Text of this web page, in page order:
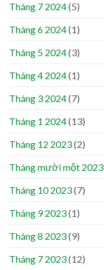
Tháng 7 2024(5)
Tháng 6 2024(1)
Tháng 5 2024(3)
Tháng 4 2024(1)
Tháng 3 2024(7)
Tháng 1 2024(13)
Tháng 12 2023(2)
Tháng mười một 2023
Tháng 10 2023(7)
Tháng 9 2023(1)
Tháng 8 2023(9)
Tháng 7 2023(12)